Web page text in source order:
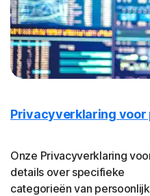
Privacyverklaring voor
Onze Privacyverklaring
details over specifieke
categorieën van